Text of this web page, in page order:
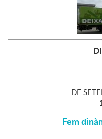
DE
Fem